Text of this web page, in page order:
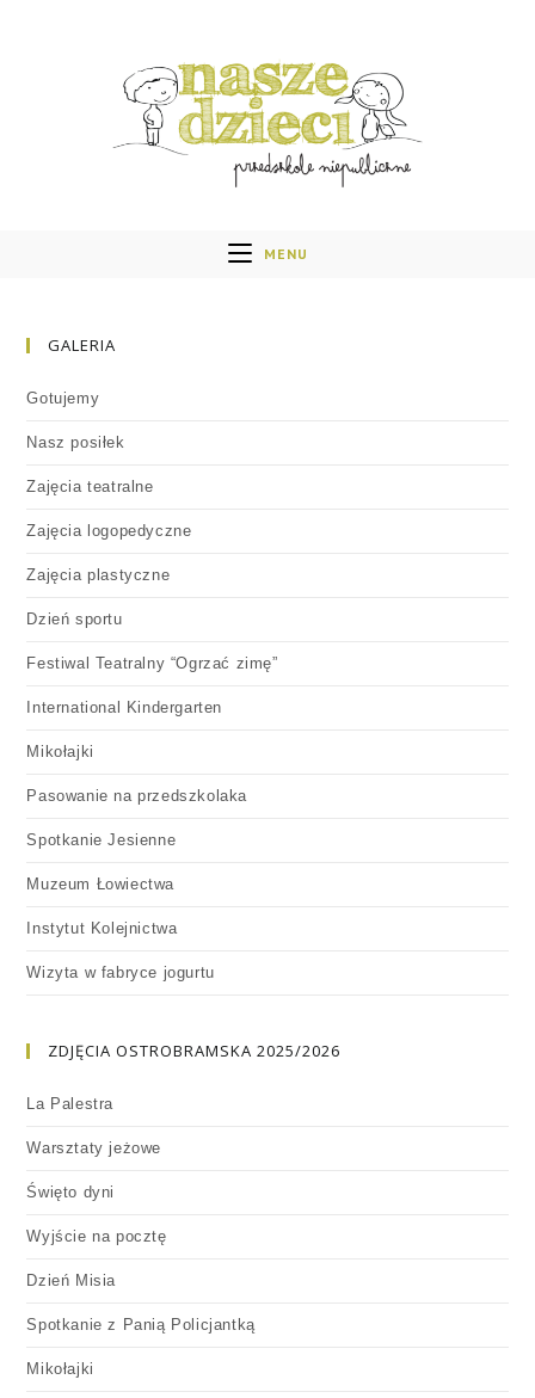
MENU
GALERIA
Gotujemy
Nasz posiłek
Zajęcia teatralne
Zajęcia logopedyczne
Zajęcia plastyczne
Dzień sportu
Festiwal Teatralny “Ogrzać zimę”
International Kindergarten
Mikołajki
Pasowanie na przedszkolaka
Spotkanie Jesienne
Muzeum Łowiectwa
Instytut Kolejnictwa
Wizyta w fabryce jogurtu
ZDJĘCIA OSTROBRAMSKA 2025/2026
La Palestra
Warsztaty jeżowe
Święto dyni
Wyjście na pocztę
Dzień Misia
Spotkanie z Panią Policjantką
Mikołajki